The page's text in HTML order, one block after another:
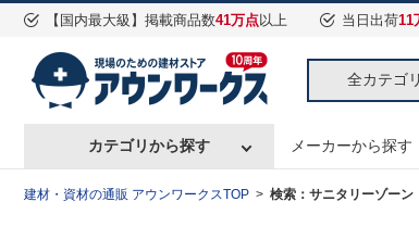
【国内最大級】掲載商品数41万点以上 当日出荷11
全カテゴリ
カテゴリから探す メーカーから探す
建材・資材の通販 アウンワークスTOP 検索：サニタリーゾー